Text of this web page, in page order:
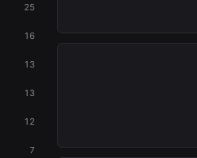
25
16
13
13
12
7